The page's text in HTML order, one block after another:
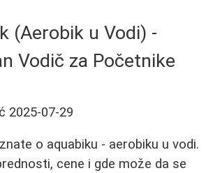
(Aerobik u Vodi) -
Vodič za Početnike
2025-07-29
o aquabiku - aerobiku u vodi.
cene i gde može da se